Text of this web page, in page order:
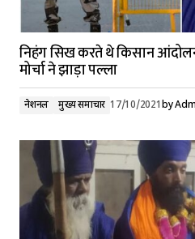
निहंग सिख करते थे किसान
मोर्चा ने झाड़ा पल्ला
नेशनल मुख्य समाचार 17/10/2021by